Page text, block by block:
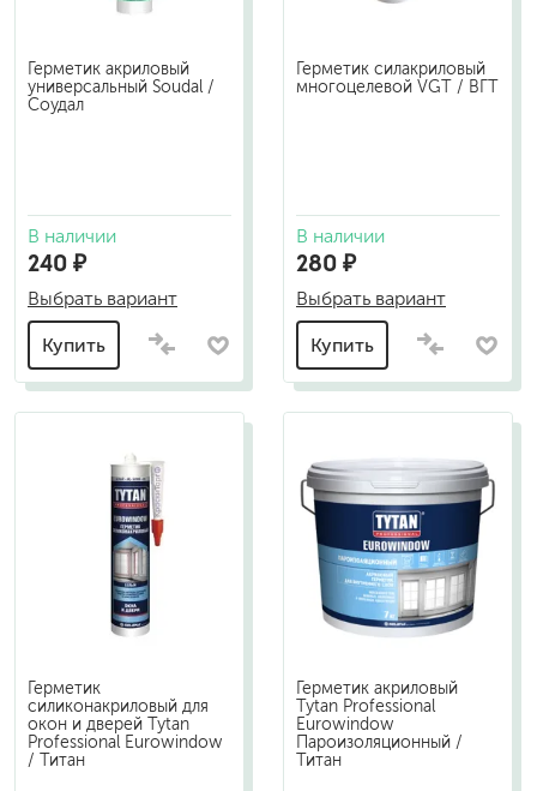
Герметик акриловый
универсальный Soudal /
Соудал
В наличии
240 ₽
Выбрать вариант
Купить
Герметик силакриловый
многоцелевой VGT / ВГТ
В наличии
280 ₽
Выбрать вариант
Купить
Герметик
силиконакриловый для
окон и дверей Tytan
Professional Eurowindow
/ Титан
Герметик акриловый
Tytan Professional
Eurowindow
Пароизоляционный /
Титан